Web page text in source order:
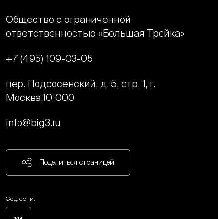
Общество с ограниченной
ответственностью «Большая Тройка»
+7 (495) 109-03-05
пер. Подсосенский, д. 5, стр. 1, г.
Москва,101000
info@big3.ru
Поделиться страницей
Соц. сети: